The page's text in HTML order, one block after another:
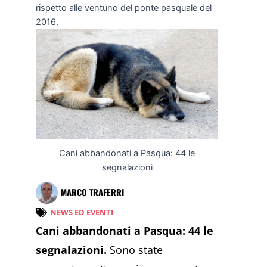
rispetto alle ventuno del ponte pasquale del
2016.
Cani abbandonati a Pasqua: 44 le
segnalazioni
MARCO TRAFERRI
NEWS ED EVENTI
Cani abbandonati a Pasqua: 44 le
segnalazioni. Sono state